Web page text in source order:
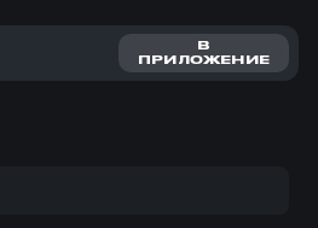
В
ПРИЛОЖЕНИЕ